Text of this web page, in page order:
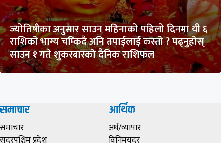
ज्योतिषीका अनुसार साउन महिनाको पहिलो दिनमा यी ६
राशिको भाग्य चम्किदै अनि तपाईलाई कस्तो ? पढ्नुहोस्
साउन १ गते शुकरबारको दैनिक राशिफल
समाचार
समाचार
सुदूरपश्चिम प्रदेश
आर्थिक
अर्थ/व्यापार
विनिमयदर